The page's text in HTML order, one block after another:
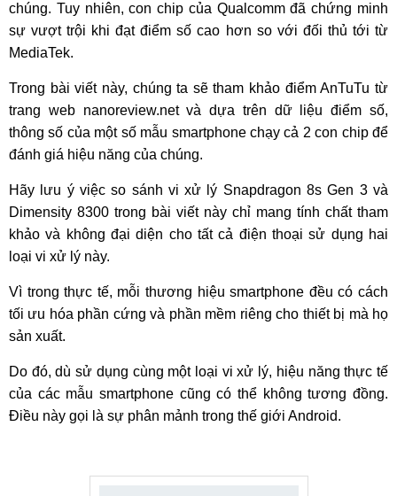
chúng. Tuy nhiên, con chip của Qualcomm đã chứng minh
sự vượt trội khi đạt điểm số cao hơn so với đối thủ tới từ
MediaTek.
Trong bài viết này, chúng ta sẽ tham khảo điểm AnTuTu từ
trang web nanoreview.net và dựa trên dữ liệu điểm số,
thông số của một số mẫu smartphone chạy cả 2 con chip để
đánh giá hiệu năng của chúng.
Hãy lưu ý việc so sánh vi xử lý Snapdragon 8s Gen 3 và
Dimensity 8300 trong bài viết này chỉ mang tính chất tham
khảo và không đại diện cho tất cả điện thoại sử dụng hai
loại vi xử lý này.
Vì trong thực tế, mỗi thương hiệu smartphone đều có cách
tối ưu hóa phần cứng và phần mềm riêng cho thiết bị mà họ
sản xuất.
Do đó, dù sử dụng cùng một loại vi xử lý, hiệu năng thực tế
của các mẫu smartphone cũng có thể không tương đồng.
Điều này gọi là sự phân mảnh trong thế giới Android.